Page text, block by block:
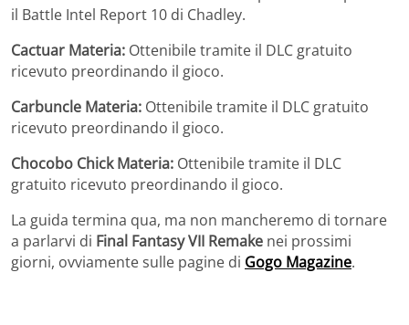
il Battle Intel Report 10 di Chadley.
Cactuar Materia: Ottenibile tramite il DLC gratuito
ricevuto preordinando il gioco.
Carbuncle Materia: Ottenibile tramite il DLC gratuito
ricevuto preordinando il gioco.
Chocobo Chick Materia: Ottenibile tramite il DLC
gratuito ricevuto preordinando il gioco.
La guida termina qua, ma non mancheremo di tornare
a parlarvi di Final Fantasy VII Remake nei prossimi
giorni, ovviamente sulle pagine di Gogo Magazine.